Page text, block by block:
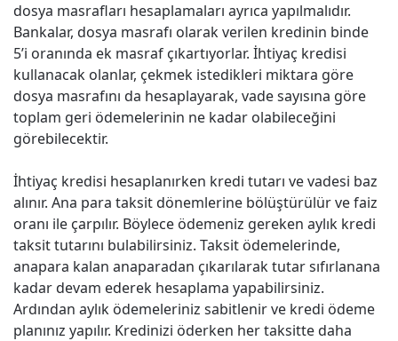
dosya masrafları hesaplamaları ayrıca yapılmalıdır.
Bankalar, dosya masrafı olarak verilen kredinin binde
5’i oranında ek masraf çıkartıyorlar. İhtiyaç kredisi
kullanacak olanlar, çekmek istedikleri miktara göre
dosya masrafını da hesaplayarak, vade sayısına göre
toplam geri ödemelerinin ne kadar olabileceğini
görebilecektir.
İhtiyaç kredisi hesaplanırken kredi tutarı ve vadesi baz
alınır. Ana para taksit dönemlerine bölüştürülür ve faiz
oranı ile çarpılır. Böylece ödemeniz gereken aylık kredi
taksit tutarını bulabilirsiniz. Taksit ödemelerinde,
anapara kalan anaparadan çıkarılarak tutar sıfırlanana
kadar devam ederek hesaplama yapabilirsiniz.
Ardından aylık ödemeleriniz sabitlenir ve kredi ödeme
planınız yapılır. Kredinizi öderken her taksitte daha